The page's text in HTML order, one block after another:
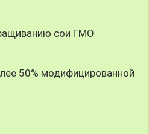
сои ГМО
50% модифицированной